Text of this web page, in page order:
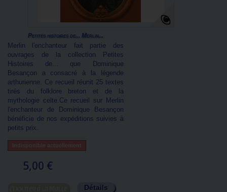
Petites histoires de... Merlin...
Merlin l'enchanteur fait partie des
ouvrages de la collection Petites
Histoires de... que Dominique
Besançon a consacré à la légende
arthurienne. Ce recueil réunit 25 textes
tirés du folklore breton et de la
mythologie celte.Ce recueil sur Merlin
l'enchanteur de Dominique Besançon
bénéficie de nos expéditions suivies à
petits prix.
Indisponible actuellement
5,00 €
Détails